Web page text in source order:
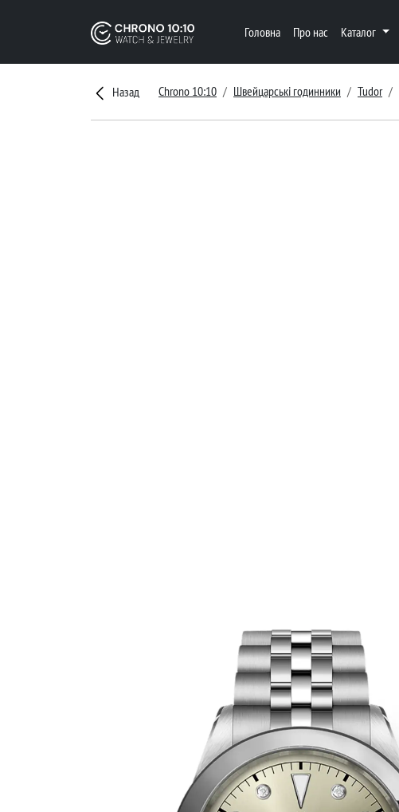
Головна Про нас Каталог
Назад Chrono 10:10 Швейцарські годинники Tudor